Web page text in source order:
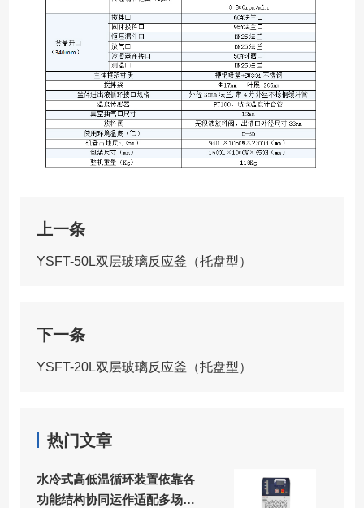
上一条
YSFT-50L双层玻璃反应釜（托盘型）
下一条
YSFT-20L双层玻璃反应釜（托盘型）
热门文章
水冷式高低温循环装置依靠各
功能结构协同运作适配多场景